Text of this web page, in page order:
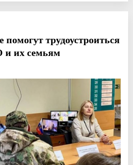
трудоустроиться
и их семьям